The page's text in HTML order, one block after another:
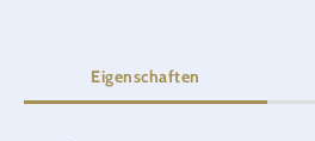
Tubes nach Herzenslust
Eigenschaften